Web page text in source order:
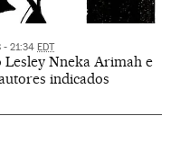
- 21:34 EDT
Nneka Arimah e
indicados